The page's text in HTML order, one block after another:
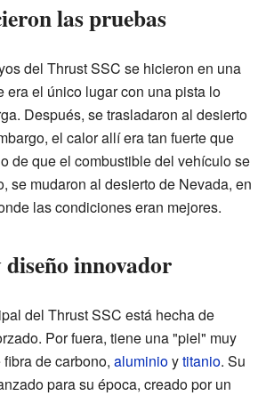
las pruebas
del Thrust SSC se hicieron en una
era el único lugar con una pista lo
Después, se trasladaron al desierto
el calor allí era tan fuerte que
de que el combustible del vehículo se
se mudaron al desierto de Nevada, en
las condiciones eran mejores.
innovador
del Thrust SSC está hecha de
Por fuera, tiene una "piel" muy
de carbono, aluminioytitanio. Su
para su época, creado por un